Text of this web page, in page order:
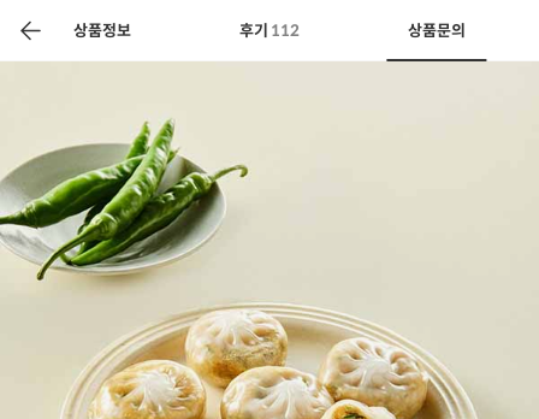
상품정보 후기 112 상품문의
공인 농축산물할인 찬들마루